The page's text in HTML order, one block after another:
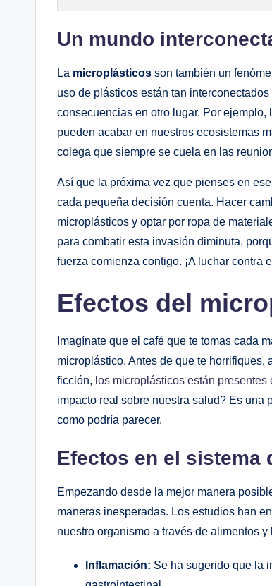
Un mundo
La microplásticos son también un
uso de plásticos están tan
consecuencias en otro lugar. Por
pueden acabar en nuestros ecosistemas
colega que siempre se cuela en las
Así que la próxima vez que pienses en
cada pequeña decisión cuenta. Hacer
microplásticos y optar por ropa de
para combatir esta invasión diminuta,
fuerza comienza contigo. ¡A luchar contra
Efectos del
Imagínate que el café que te tomas cada
microplástico. Antes de que te
ficción, los microplásticos están
impacto real sobre nuestra salud? Es una
como podría parecer.
Efectos en el sistema
Empezando desde la mejor manera
maneras inesperadas. Los estudios han
nuestro organismo a través de alimentos
Inflamación: Se ha sugerido que la